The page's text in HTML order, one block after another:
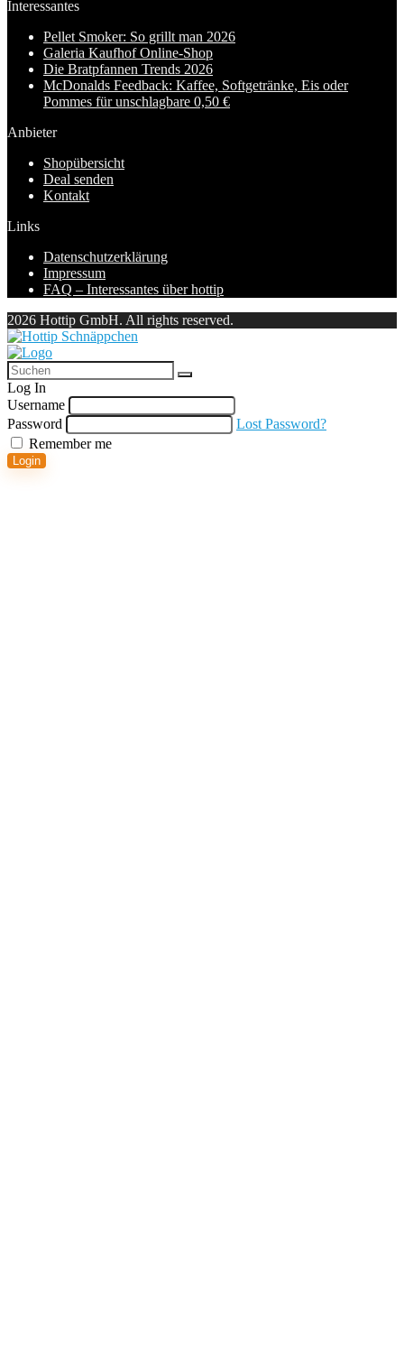
Interessantes
Pellet Smoker: So grillt man 2026
Galeria Kaufhof Online-Shop
Die Bratpfannen Trends 2026
McDonalds Feedback: Kaffee, Softgetränke, Eis oder
Pommes für unschlagbare 0,50 €
Anbieter
Shopübersicht
Deal senden
Kontakt
Links
Datenschutzerklärung
Impressum
FAQ – Interessantes über hottip
2026 Hottip GmbH. All rights reserved.
Log In
Username
Password
Lost Password?
Remember me
Login